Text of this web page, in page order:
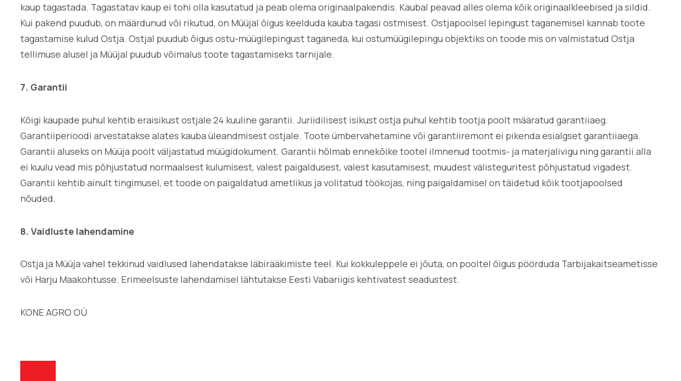
kaup tagastada. Tagastatav kaup ei tohi olla kasutatud ja peab olema originaalpakendis. Kaubal peavad alles olema kõik originaalkleebised ja sildid.
Kui pakend puudub, on määrdunud või rikutud, on Müüjal õigus keelduda kauba tagasi ostmisest. Ostjapoolsel lepingust taganemisel kannab toote
tagastamise kulud Ostja. Ostjal puudub õigus ostu-müügilepingust taganeda, kui ostumüügilepingu objektiks on toode mis on valmistatud Ostja
tellimuse alusel ja Müüjal puudub võimalus toote tagastamiseks tarnijale.
7. Garantii
Kõigi kaupade puhul kehtib eraisikust ostjale 24 kuuline garantii. Juriidilisest isikust ostja puhul kehtib tootja poolt määratud garantiiaeg.
Garantiiperioodi arvestatakse alates kauba üleandmisest ostjale. Toote ümbervahetamine või garantiiremont ei pikenda esialgset garantiiaega.
Garantii aluseks on Müüja poolt väljastatud müügidokument. Garantii hõlmab ennekõike tootel ilmnenud tootmis- ja materjalivigu ning garantii alla
ei kuulu vead mis põhjustatud normaalsest kulumisest, valest paigaldusest, valest kasutamisest, muudest välisteguritest põhjustatud vigadest.
Garantii kehtib ainult tingimusel, et toode on paigaldatud ametlikus ja volitatud töökojas, ning paigaldamisel on täidetud kõik tootjapoolsed
nõuded.
8. Vaidluste lahendamine
Ostja ja Müüja vahel tekkinud vaidlused lahendatakse läbirääkimiste teel. Kui kokkuleppele ei jõuta, on pooltel õigus pöörduda Tarbijakaitseametisse
või Harju Maakohtusse. Erimeelsuste lahendamisel lähtutakse Eesti Vabariigis kehtivatest seadustest.
KONE AGRO OÜ